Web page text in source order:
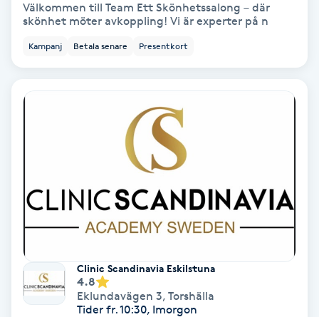
Personal shopper
Picolaser
Plastikkirurgi
Powder brows
Välkommen till Team Ett Skönhetssalong – där
skönhet möter avkoppling! Vi är experter på n
Kampanj Betala senare Presentkort
Clinic Scandinavia Eskilstuna
4.8
Eklundavägen 3, Torshälla
Tider fr. 10:30, Imorgon